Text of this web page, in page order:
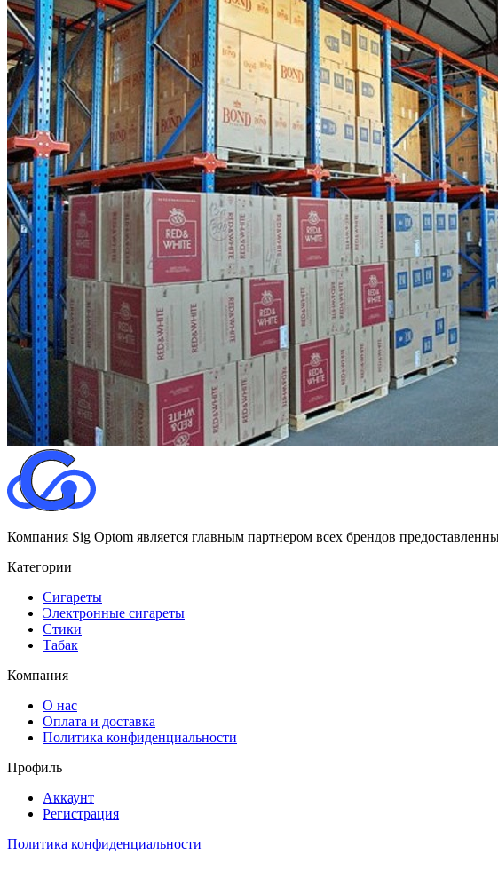
Компания Sig Optom является главным партнером всех брендов
Категории
Сигареты
Электронные сигареты
Стики
Табак
Компания
О нас
Оплата и доставка
Политика конфиденциальности
Профиль
Аккаунт
Регистрация
Политика конфиденциальности